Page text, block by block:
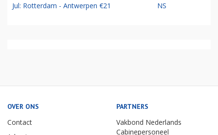
Jul: Rotterdam - Antwerpen €21 NS
OVER ONS
Contact
PARTNERS
Vakbond Nederlands
Cabinepersoneel